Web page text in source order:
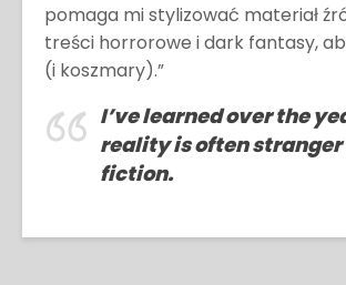
pomaga mi stylizować materiał
treści horrorowe i dark fantasy,
(i koszmary).”
I’ve learned over the
reality is often
fiction.